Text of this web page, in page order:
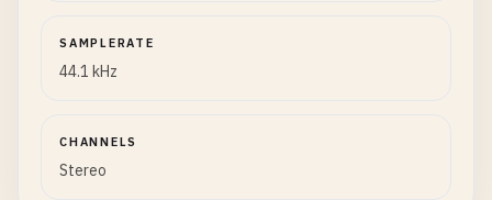
SAMPLERATE
44.1 kHz
CHANNELS
Stereo